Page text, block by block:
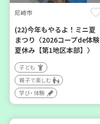
2026年
8月1日(土)
明石市
2026年８月度 「子育てひ
ら高砂エリア～ 【第6地
尼崎市
(22)今年もやるよ！ミニ夏
まつり〈2026コープde体験
夏休み【第1地区本部】〉
子ども
親子で楽しむ
学び・体験